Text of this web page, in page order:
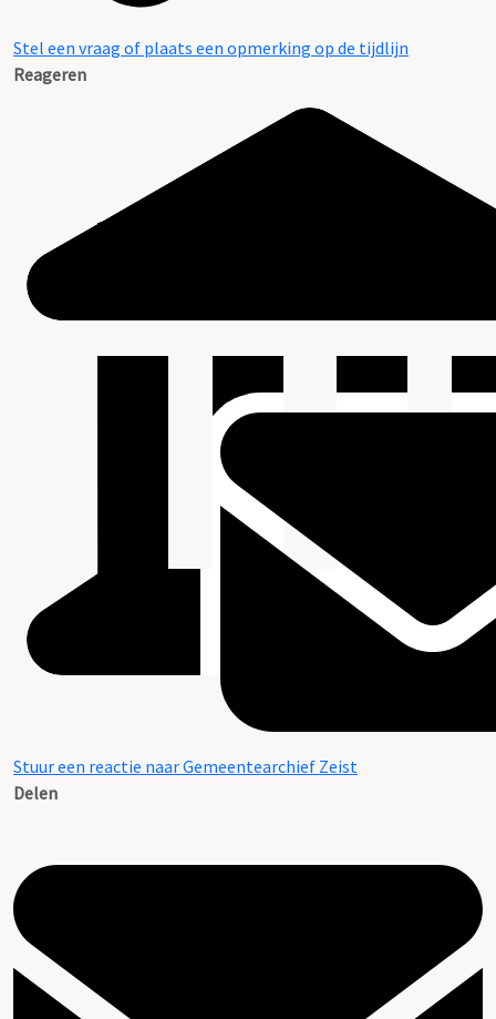
Stel een vraag of plaats een opmerking op de tijdlijn
Reageren
Stuur een reactie naar Gemeentearchief Zeist
Delen